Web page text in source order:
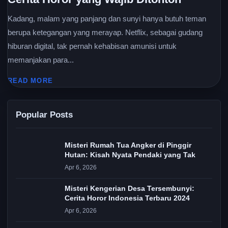
Kadang, malam yang panjang dan sunyi hanya butuh teman
berupa ketegangan yang merayap. Netflix, sebagai gudang
hiburan digital, tak pernah kehabisan amunisi untuk
memanjakan para...
READ MORE
Popular Posts
Misteri Rumah Tua Angker di Pinggir
Hutan: Kisah Nyata Pendaki yang Tak
Apr 6, 2026
Misteri Kengerian Desa Tersembunyi:
Cerita Horor Indonesia Terbaru 2024
Apr 6, 2026